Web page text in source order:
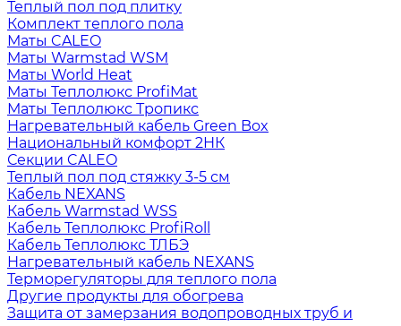
Теплый пол под плитку
Комплект теплого пола
Маты CALEO
Маты Warmstad WSM
Маты World Heat
Маты Теплолюкс ProfiMat
Маты Теплолюкс Тропикс
Нагревательный кабель Green Box
Национальный комфорт 2НК
Секции CALEO
Теплый пол под стяжку 3-5 см
Кабель NEXANS
Кабель Warmstad WSS
Кабель Теплолюкс ProfiRoll
Кабель Теплолюкс ТЛБЭ
Нагревательный кабель NEXANS
Терморегуляторы для теплого пола
Другие продукты для обогрева
Защита от замерзания водопроводных труб и